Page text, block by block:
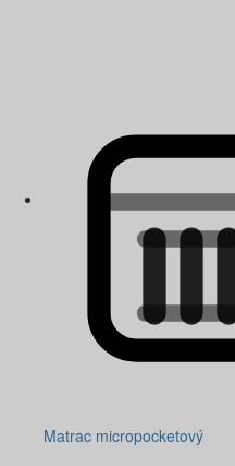
Matrac micropocketový